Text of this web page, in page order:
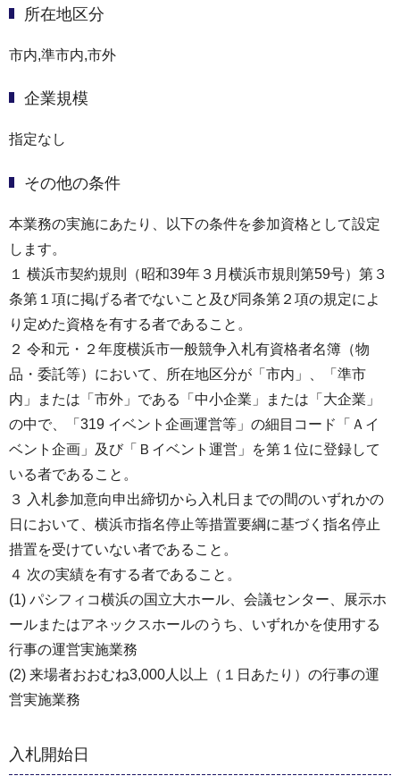
所在地区分
市内,準市内,市外
企業規模
指定なし
その他の条件
本業務の実施にあたり、以下の条件を参加資格として設定
します。
１ 横浜市契約規則（昭和39年３月横浜市規則第59号）第３
条第１項に掲げる者でないこと及び同条第２項の規定によ
り定めた資格を有する者であること。
２ 令和元・２年度横浜市一般競争入札有資格者名簿（物
品・委託等）において、所在地区分が「市内」、「準市
内」または「市外」である「中小企業」または「大企業」
の中で、「319 イベント企画運営等」の細目コード「Ａイ
ベント企画」及び「Ｂイベント運営」を第１位に登録して
いる者であること。
３ 入札参加意向申出締切から入札日までの間のいずれかの
日において、横浜市指名停止等措置要綱に基づく指名停止
措置を受けていない者であること。
４ 次の実績を有する者であること。
(1) パシフィコ横浜の国立大ホール、会議センター、展示ホ
ールまたはアネックスホールのうち、いずれかを使用する
行事の運営実施業務
(2) 来場者おおむね3,000人以上（１日あたり）の行事の運
営実施業務
入札開始日